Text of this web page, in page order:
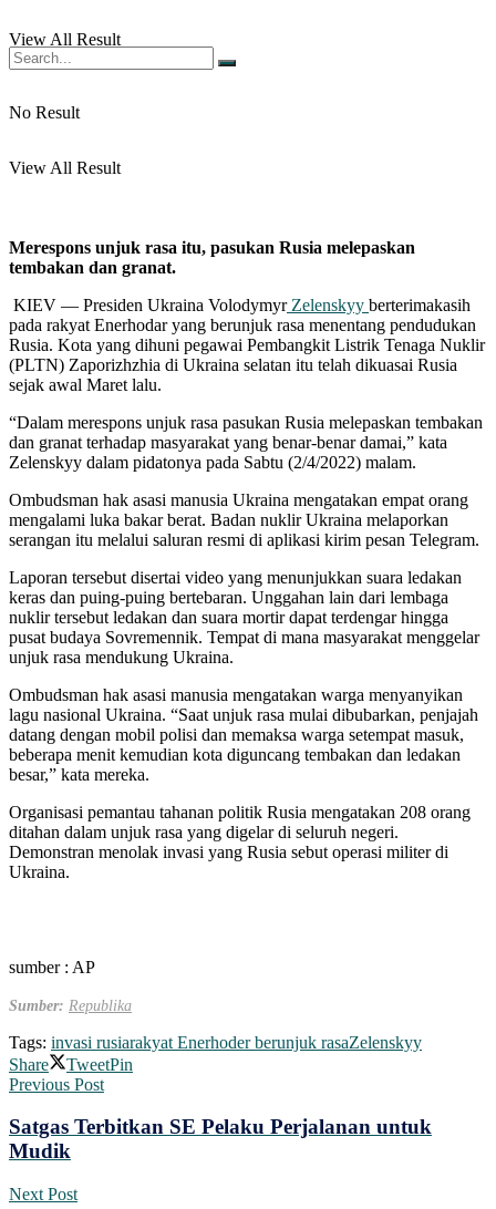
View All Result
No Result
View All Result
Merespons unjuk rasa itu, pasukan Rusia melepaskan
tembakan dan granat.
KIEV — Presiden Ukraina VolodymyrZelenskyy berterimakasih
pada rakyat Enerhodar yang berunjuk rasa menentang pendudukan
Rusia. Kota yang dihuni pegawai Pembangkit Listrik Tenaga Nuklir
(PLTN) Zaporizhzhia di Ukraina selatan itu telah dikuasai Rusia
sejak awal Maret lalu.
“Dalam merespons unjuk rasa pasukan Rusia melepaskan tembakan
dan granat terhadap masyarakat yang benar-benar damai,” kata
Zelenskyy dalam pidatonya pada Sabtu (2/4/2022) malam.
Ombudsman hak asasi manusia Ukraina mengatakan empat orang
mengalami luka bakar berat. Badan nuklir Ukraina melaporkan
serangan itu melalui saluran resmi di aplikasi kirim pesan Telegram.
Laporan tersebut disertai video yang menunjukkan suara ledakan
keras dan puing-puing bertebaran. Unggahan lain dari lembaga
nuklir tersebut ledakan dan suara mortir dapat terdengar hingga
pusat budaya Sovremennik. Tempat di mana masyarakat menggelar
unjuk rasa mendukung Ukraina.
Ombudsman hak asasi manusia mengatakan warga menyanyikan
lagu nasional Ukraina. “Saat unjuk rasa mulai dibubarkan, penjajah
datang dengan mobil polisi dan memaksa warga setempat masuk,
beberapa menit kemudian kota diguncang tembakan dan ledakan
besar,” kata mereka.
Organisasi pemantau tahanan politik Rusia mengatakan 208 orang
ditahan dalam unjuk rasa yang digelar di seluruh negeri.
Demonstran menolak invasi yang Rusia sebut operasi militer di
Ukraina.
sumber : AP
Sumber: Republika
Tags: invasi rusiarakyat Enerhoder berunjuk rasaZelenskyy
Share
TweetPin
Previous Post
Satgas Terbitkan SE Pelaku Perjalanan untuk
Mudik
Next Post